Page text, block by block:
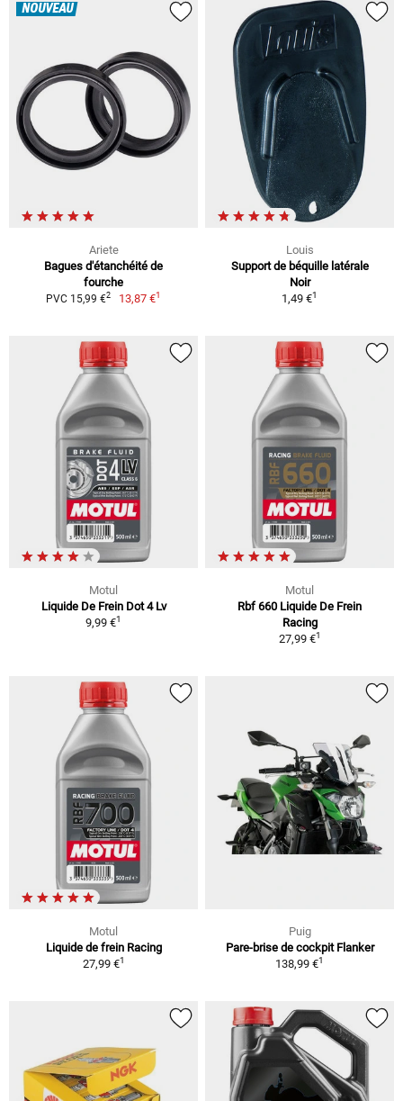
NOUVEAU
Ariete
Bagues d'étanchéité de
fourche
PVC 15,99 €2 13,87 €1
Louis
Support de béquille latérale
Noir
1,49 €1
Motul
Liquide De Frein Dot 4 Lv
9,99 €1
Motul
Rbf 660 Liquide De Frein
Racing
27,99 €1
Motul
Liquide de frein Racing
27,99 €1
Puig
Pare-brise de cockpit Flanker
138,99 €1